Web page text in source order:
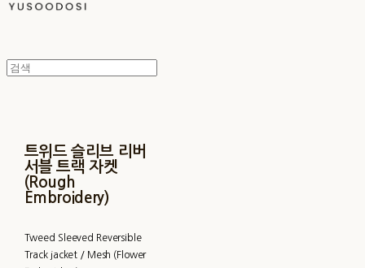
트위드 슬리브 리버
서블 트랙 자켓
(Rough
Embroidery)
Tweed Sleeved Reversible
Track jacket / Mesh (Flower